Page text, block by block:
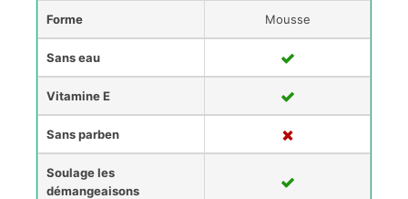
Forme Mousse
Sans eau
Vitamine E
Sans parben
Soulage les
démangeaisons